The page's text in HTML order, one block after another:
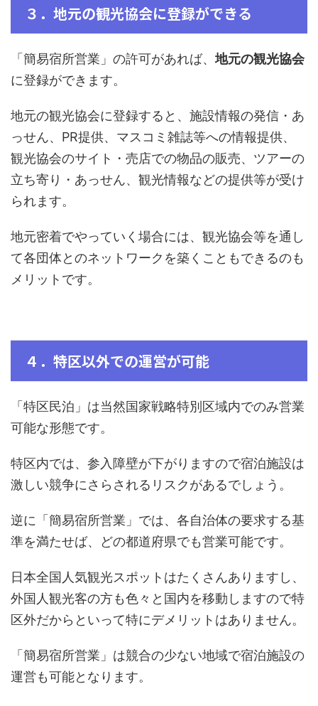
３．地元の観光協会に登録ができる
「簡易宿所営業」の許可があれば、地元の観光協会
に登録ができます。
地元の観光協会に登録すると、施設情報の発信・あ
っせん、PR提供、マスコミ雑誌等への情報提供、
観光協会のサイト・売店での物品の販売、ツアーの
立ち寄り・あっせん、観光情報などの提供等が受け
られます。
地元密着でやっていく場合には、観光協会等を通し
て各団体とのネットワークを築くこともできるのも
メリットです。
４．特区以外での運営が可能
「特区民泊」は当然国家戦略特別区域内でのみ営業
可能な形態です。
特区内では、参入障壁が下がりますので宿泊施設は
激しい競争にさらされるリスクがあるでしょう。
逆に「簡易宿所営業」では、各自治体の要求する基
準を満たせば、どの都道府県でも営業可能です。
日本全国人気観光スポットはたくさんありますし、
外国人観光客の方も色々と国内を移動しますので特
区外だからといって特にデメリットはありません。
「簡易宿所営業」は競合の少ない地域で宿泊施設の
運営も可能となります。